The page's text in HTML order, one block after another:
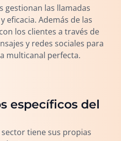
gestionan las llamadas
eficacia. Además de las
los clientes a través de
y redes sociales para
multicanal perfecta.
específicos del
tiene sus propias